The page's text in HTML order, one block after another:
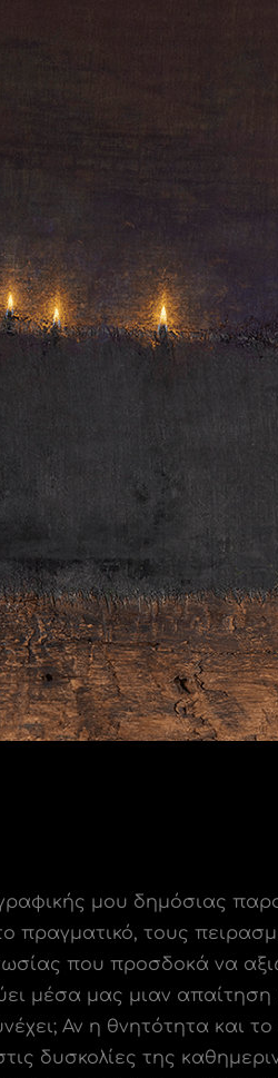
μου δημόσιας
πραγματικό, τους
που προσδοκά να
μέσα μας μιαν
Αν η θνητότητα και
δυσκολίες της